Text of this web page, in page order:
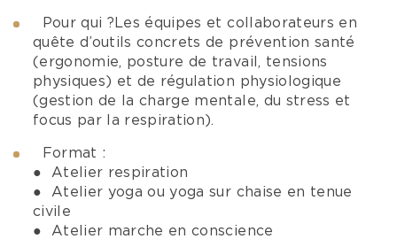
Pour qui ?Les équipes et collaborateurs en
quête d’outils concrets de prévention santé
(ergonomie, posture de travail, tensions
physiques) et de régulation physiologique
(gestion de la charge mentale, du stress et
focus par la respiration).
Format :
● Atelier respiration
● Atelier yoga ou yoga sur chaise en tenue
civile
● Atelier marche en conscience